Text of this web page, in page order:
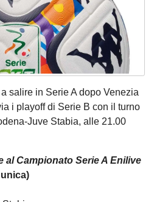
salire in Serie A dopo Venezia
i playoff di Serie B con il turno
Juve Stabia, alle 21.00
al Campionato Serie A Enilive